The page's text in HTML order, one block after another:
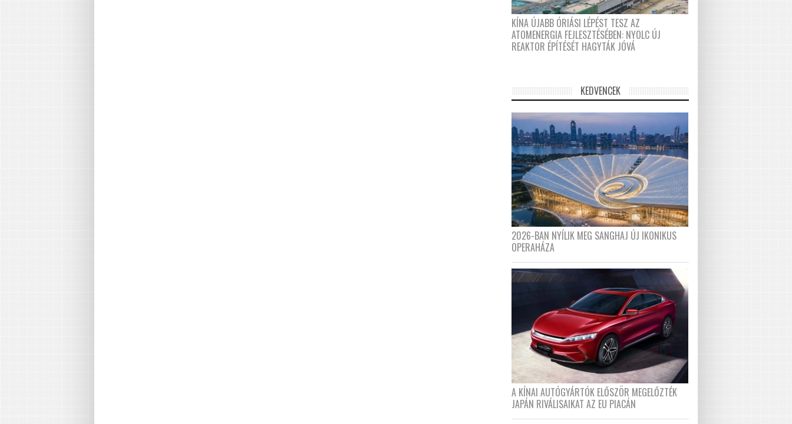
KÍNA ÚJABB ÓRIÁSI LÉPÉST TESZ AZ
ATOMENERGIA FEJLESZTÉSÉBEN: NYOLC ÚJ
REAKTOR ÉPÍTÉSÉT HAGYTÁK JÓVÁ
KEDVENCEK
2026-BAN NYÍLIK MEG SANGHAJ ÚJ IKONIKUS
OPERAHÁZA
A KÍNAI AUTÓGYÁRTÓK ELŐSZÖR MEGELŐZTÉK
JAPÁN RIVÁLISAIKAT AZ EU PIACÁN